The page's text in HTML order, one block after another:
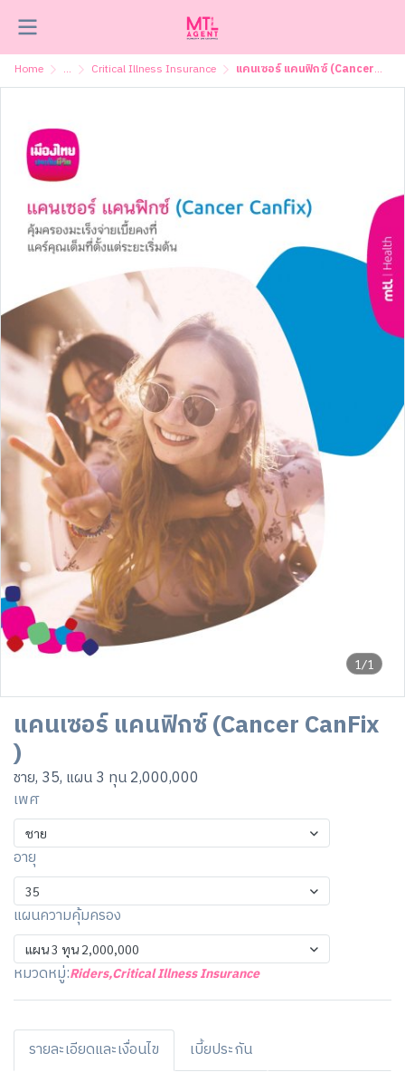
Home ... Critical Illness Insurance แคนเซอร์ แคนฟิกซ์ (Cancer CanFix )
1/1
แคนเซอร์ แคนฟิกซ์ (Cancer CanFix
)
ชาย, 35, แผน 3 ทุน 2,000,000
เพศ
ชาย
อายุ
35
แผนความคุ้มครอง
แผน 3 ทุน 2,000,000
หมวดหมู่:Riders,Critical Illness Insurance
รายละเอียดและเงื่อนไข เบี้ยประกัน